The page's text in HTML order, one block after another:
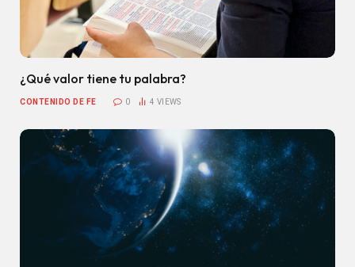
¿Qué valor tiene tu palabra?
CONTENIDO DE FE 0 4VIEWS